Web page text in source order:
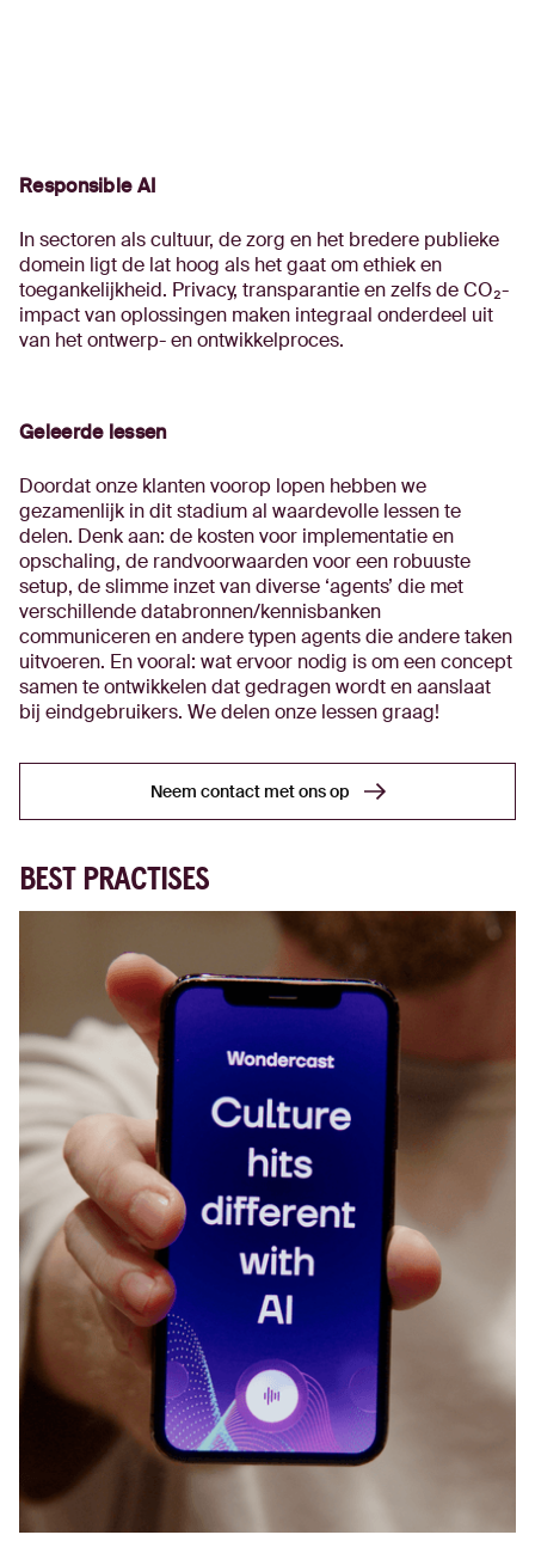
Responsible AI
In sectoren als cultuur, de zorg en het bredere publieke
domein ligt de lat hoog als het gaat om ethiek en
toegankelijkheid. Privacy, transparantie en zelfs de CO₂-
impact van oplossingen maken integraal onderdeel uit
van het ontwerp- en ontwikkelproces.
Geleerde lessen
Doordat onze klanten voorop lopen hebben we
gezamenlijk in dit stadium al waardevolle lessen te
delen. Denk aan: de kosten voor implementatie en
opschaling, de randvoorwaarden voor een robuuste
setup, de slimme inzet van diverse ‘agents’ die met
verschillende databronnen/kennisbanken
communiceren en andere typen agents die andere taken
uitvoeren. En vooral: wat ervoor nodig is om een concept
samen te ontwikkelen dat gedragen wordt en aanslaat
bij eindgebruikers. We delen onze lessen graag!
Neem contact met ons op
Neem contact met ons op
BEST PRACTISES